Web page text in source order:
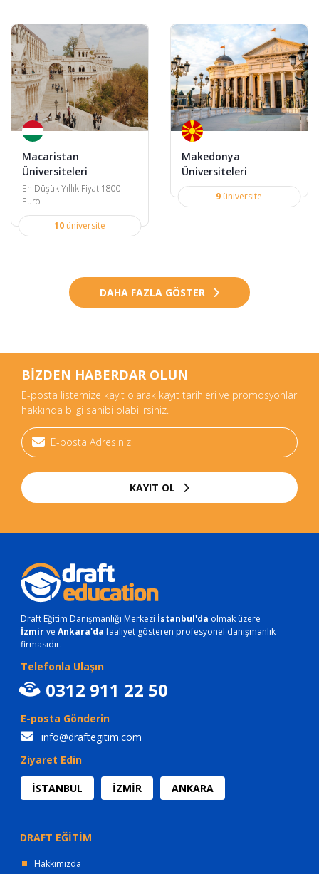
Macaristan
Üniversiteleri
En Düşük Yıllık Fiyat 1800
Euro
10üniversite
Makedonya
Üniversiteleri
9 üniversite
DAHA FAZLA GÖSTER
BİZDEN HABERDAR OLUN
E-posta listemize kayıt olarak kayıt tarihleri ve promosyonlar
hakkında bilgi sahibi olabilirsiniz.
KAYIT OL
Draft Eğitim Danışmanlığı Merkezi İstanbul'da olmak üzere
İzmirve Ankara'dafaaliyet gösteren profesyonel danışmanlık
firmasıdır.
Telefonla Ulaşın
0312 911 22 50
E-posta Gönderin
info@draftegitim.com
Ziyaret Edin
İSTANBUL İZMİR ANKARA
DRAFT EĞİTİM
Hakkımızda